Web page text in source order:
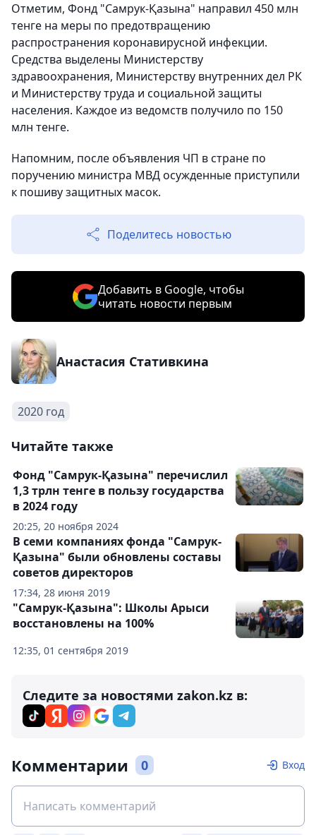
Отметим, Фонд "Самрук-Қазына" направил 450 млн
тенге на меры по предотвращению
распространения коронавирусной инфекции.
Средства выделены Министерству
здравоохранения, Министерству внутренних дел РК
и Министерству труда и социальной защиты
населения. Каждое из ведомств получило по 150
млн тенге.
Напомним, после объявления ЧП в стране по
поручению министра МВД осужденные приступили
к пошиву защитных масок.
Поделитесь новостью
Добавить в Google, чтобы
читать новости первым
Анастасия Стативкина
2020 год
Читайте также
20:25, 20 ноября 2024
Фонд "Самрук-Қазына" перечислил
1,3 трлн тенге в пользу государства
в 2024 году
17:34, 28 июня 2019
В семи компаниях фонда "Самрук-
Қазына" были обновлены составы
советов директоров
12:35, 01 сентября 2019
"Самрук-Қазына": Школы Арыси
восстановлены на 100%
Следите за новостями zakon.kz в:
Комментарии 0 Вход